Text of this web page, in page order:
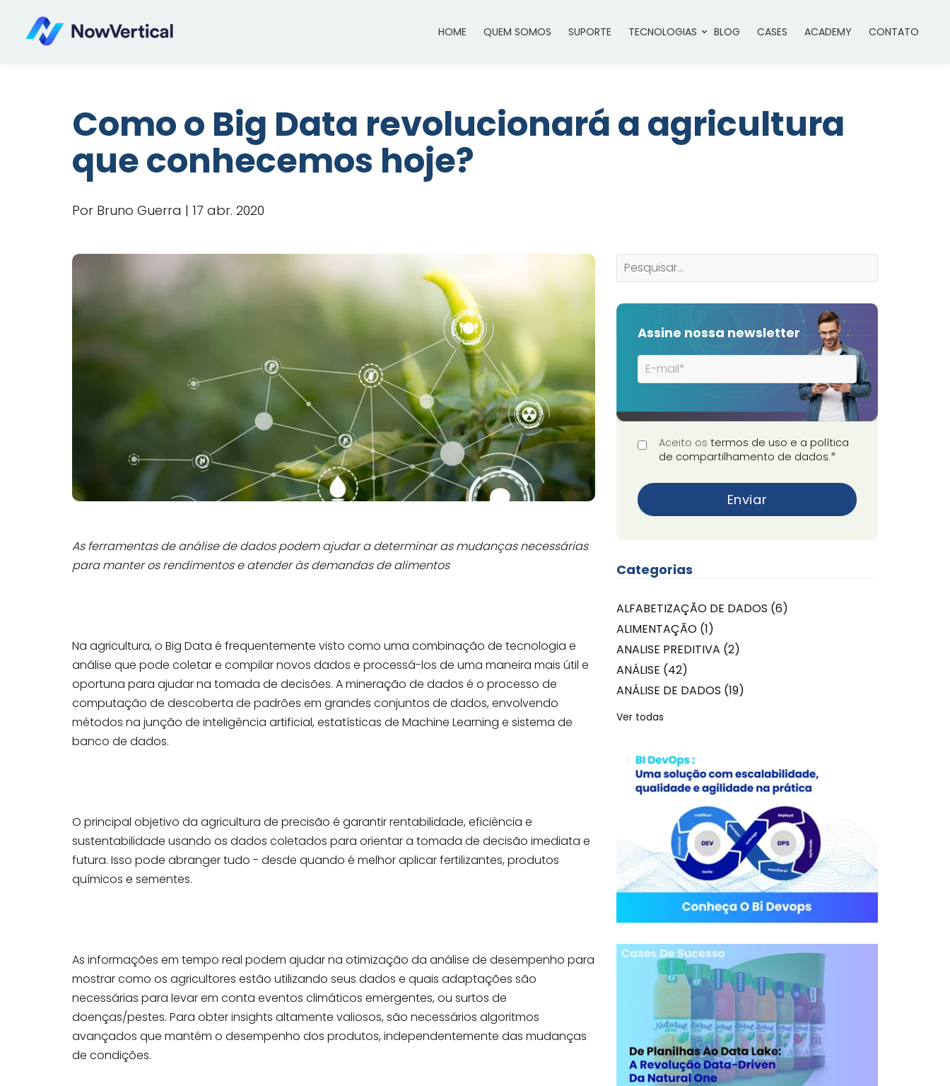
HOME QUEM SOMOS SUPORTE TECNOLOGIAS BLOG CASES ACADEMY CONTATO
Como o Big Data revolucionará a agricultura
que conhecemos hoje?
Por Bruno Guerra | 17 abr. 2020
As ferramentas de análise de dados podem ajudar a determinar as mudanças necessárias
para manter os rendimentos e atender às demandas de alimentos
Na agricultura, o Big Data é frequentemente visto como uma combinação de tecnologia e
análise que pode coletar e compilar novos dados e processá-los de uma maneira mais útil e
oportuna para ajudar na tomada de decisões. A mineração de dados é o processo de
computação de descoberta de padrões em grandes conjuntos de dados, envolvendo
métodos na junção de inteligência artificial, estatísticas de Machine Learning e sistema de
banco de dados.
O principal objetivo da agricultura de precisão é garantir rentabilidade, eficiência e
sustentabilidade usando os dados coletados para orientar a tomada de decisão imediata e
futura. Isso pode abranger tudo - desde quando é melhor aplicar fertilizantes, produtos
químicos e sementes.
As informações em tempo real podem ajudar na otimização da análise de desempenho para
mostrar como os agricultores estão utilizando seus dados e quais adaptações são
necessárias para levar em conta eventos climáticos emergentes, ou surtos de
doenças/pestes. Para obter insights altamente valiosos, são necessários algoritmos
avançados que mantém o desempenho dos produtos, independentemente das mudanças
de condições.
Assine nossa newsletter
Aceito os termos de uso e a política
de compartilhamento de dados.*
Categorias
ALFABETIZAÇÃO DE DADOS (6)
ALIMENTAÇÃO (1)
ANALISE PREDITIVA (2)
ANÁLISE (42)
ANÁLISE DE DADOS (19)
Ver todas